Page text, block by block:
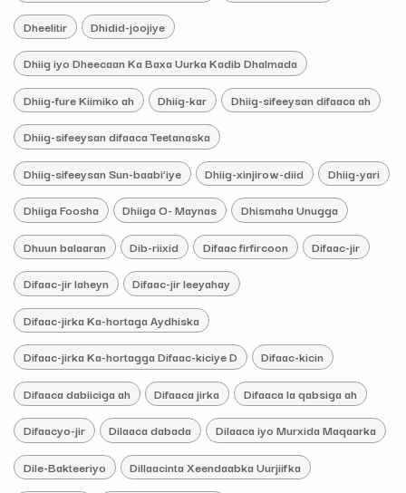
Dheelitir Dhidid-joojiye
Dhiig iyo Dheecaan Ka Baxa Uurka Kadib Dhalmada
Dhiig-fure Kiimiko ah Dhiig-kar Dhiig-sifeeysan difaaca ah
Dhiig-sifeeysan difaaca Teetanaska
Dhiig-sifeeysan Sun-baabi’iye Dhiig-xinjirow-diid Dhiig-yari
Dhiiga Foosha Dhiiga O- Maynas Dhismaha Unugga
Dhuun balaaran Dib-riixid Difaac firfircoon Difaac-jir
Difaac-jir laheyn Difaac-jir leeyahay
Difaac-jirka Ka-hortaga Aydhiska
Difaac-jirka Ka-hortagga Difaac-kiciye D Difaac-kicin
Difaaca dabiiciga ah Difaaca jirka Difaaca la qabsiga ah
Difaacyo-jir Dilaaca dabada Dilaaca iyo Murxida Maqaarka
Dile-Bakteeriyo Dillaacinta Xeendaabka Uurjiifka